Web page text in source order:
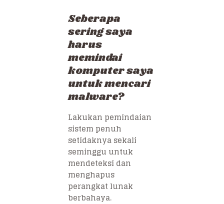
Seberapa
sering saya
harus
memindai
komputer saya
untuk mencari
malware?
Lakukan pemindaian
sistem penuh
setidaknya sekali
seminggu untuk
mendeteksi dan
menghapus
perangkat lunak
berbahaya.